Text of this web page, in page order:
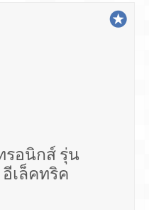
รอนิกส์ รุ่น
เล็คทริค